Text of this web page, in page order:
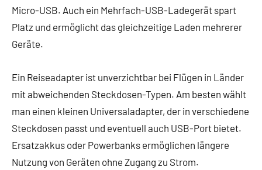
Micro-USB. Auch ein Mehrfach-USB-Ladegerät spart
Platz und ermöglicht das gleichzeitige Laden mehrerer
Geräte.
Ein Reiseadapter ist unverzichtbar bei Flügen in Länder
mit abweichenden Steckdosen-Typen. Am besten wählt
man einen kleinen Universaladapter, der in verschiedene
Steckdosen passt und eventuell auch USB-Port bietet.
Ersatzakkus oder Powerbanks ermöglichen längere
Nutzung von Geräten ohne Zugang zu Strom.